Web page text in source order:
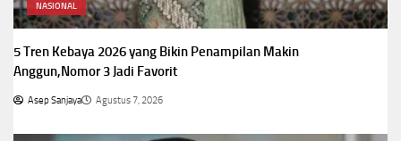
NASIONAL
5 Tren Kebaya 2026 yang Bikin Penampilan Makin
Anggun,Nomor 3 Jadi Favorit
Asep Sanjaya Agustus 7, 2026